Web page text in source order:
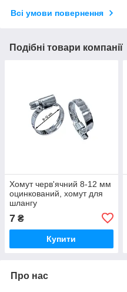
Всі умови повернення
Подібні товари компанії
Хомут черв'ячний 8-12 мм
оцинкований, хомут для
шлангу
7 ₴
Купити
Про нас